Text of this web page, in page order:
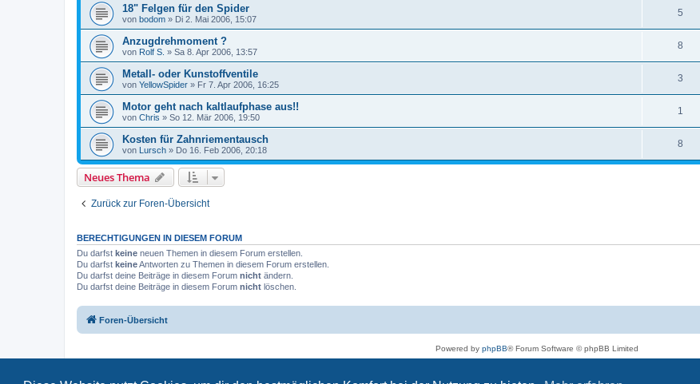
18" Felgen für den Spider
von bodom » Di 2. Mai 2006, 15:07
5
Anzugdrehmoment ?
von Rolf S. » Sa 8. Apr 2006, 13:57
8
Metall- oder Kunstoffventile
von YellowSpider » Fr 7. Apr 2006, 16:25
3
Motor geht nach kaltlaufphase aus!!
von Chris » So 12. Mär 2006, 19:50
1
Kosten für Zahnriementausch
von Lursch » Do 16. Feb 2006, 20:18
8
Neues Thema
Zurück zur Foren-Übersicht
BERECHTIGUNGEN IN DIESEM FORUM
Du darfst keine neuen Themen in diesem Forum erstellen.
Du darfst keineAntworten zu Themen in diesem Forum erstellen.
Du darfst deine Beiträge in diesem Forum nicht ändern.
Du darfst deine Beiträge in diesem Forum nicht löschen.
Foren-Übersicht
Powered by phpBB® Forum Software © phpBB Limited